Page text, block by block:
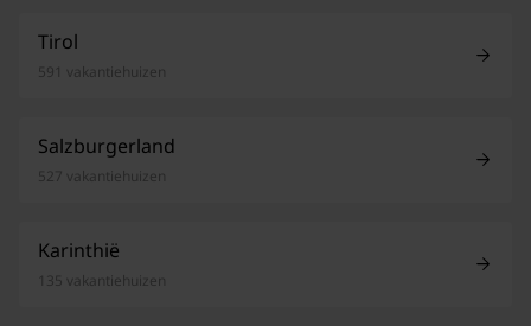
Tirol
591 vakantiehuizen
Salzburgerland
527 vakantiehuizen
Karinthië
135 vakantiehuizen